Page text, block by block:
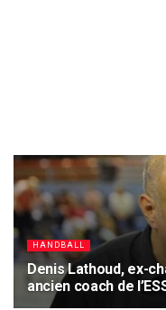
HANDBALL
Denis Lathoud, ex-
ancien coach de